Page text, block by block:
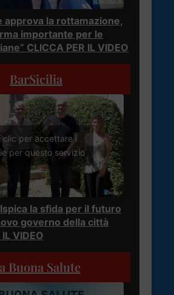
approva la rottamazione,
importante per le
CLICCA PER IL VIDEO
BarSicilia
clic per accettare i
per questo servizio
la sfida per il futuro
governo della città
VIDEO
Buona Salute